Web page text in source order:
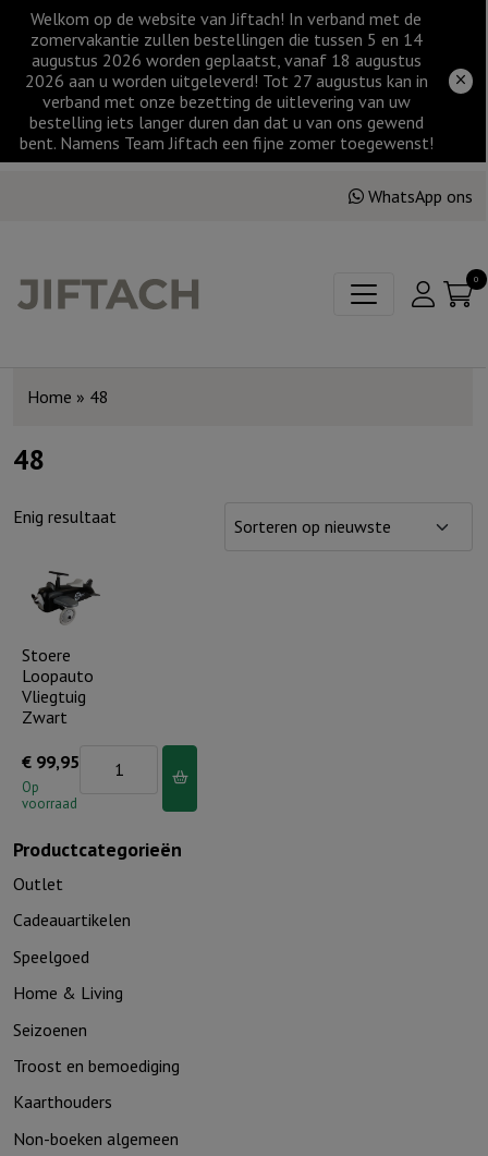
Welkom op de website van Jiftach! In verband met de
zomervakantie zullen bestellingen die tussen 5 en 14
augustus 2026 worden geplaatst, vanaf 18 augustus
2026 aan u worden uitgeleverd! Tot 27 augustus kan in
verband met onze bezetting de uitlevering van uw
bestelling iets langer duren dan dat u van ons gewend
bent. Namens Team Jiftach een fijne zomer toegewenst!
WhatsApp ons
0
Home » 48
48
Productcategorieën
Outlet
Cadeauartikelen
Speelgoed
Home & Living
Seizoenen
Troost en bemoediging
Kaarthouders
Non-boeken algemeen
Enig resultaat
Stoere
Loopauto
Vliegtuig
Zwart
€ 99,95
Op
voorraad
Zwart